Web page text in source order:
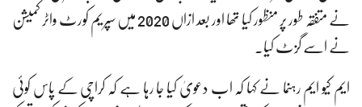
نے متفقہ طور پر منظور کیا تھا اور بعد ازاں 2020 میں سپریم کورٹ واٹر کمیشن
نے اسے گزٹ کیا۔
ایم کیو ایم رہنما نے کہا کہ اب دعویٰ کیا جا رہا ہے کہ کراچی کے پاس کوئی